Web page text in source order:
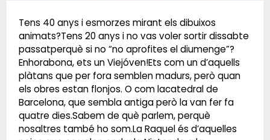
Tens 40 anys i esmorzes mirant els dibuixos
animats?Tens 20 anys i no vas voler sortir dissabte
passatperquè si no “no aprofites el diumenge”?
Enhorabona, ets un Viejóven!Ets com un d’aquells
plàtans que per fora semblen madurs, però quan
els obres estan flonjos. O com lacatedral de
Barcelona, que sembla antiga però la van fer fa
quatre dies.Sabem de què parlem, perquè
nosaltres també ho som.La Raquel és d’aquelles